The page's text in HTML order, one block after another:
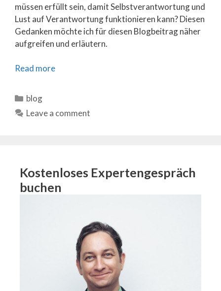
müssen erfüllt sein, damit Selbstverantwortung und
Lust auf Verantwortung funktionieren kann? Diesen
Gedanken möchte ich für diesen Blogbeitrag näher
aufgreifen und erläutern.
Read more
Categories
blog
Leave a comment
Kostenloses Expertengespräch
buchen